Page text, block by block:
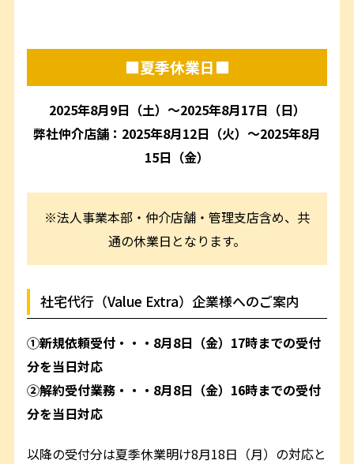
■夏季休業日■
2025年8月9日（土）～2025年8月17日（日）
弊社仲介店舗：2025年8月12日（火）～2025年8月
15日（金）
※法人事業本部・仲介店舗・管理支店含め、共
通の休業日となります。
社宅代行（Value Extra）企業様へのご案内
①新規依頼受付・・・8月8日（金）17時までの受付
分を当日対応
②解約受付業務・・・8月8日（金）16時までの受付
分を当日対応
以降の受付分は夏季休業明け8月18日（月）の対応と